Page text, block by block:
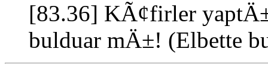
[83.36] KÃ¢firler
bulduar mÄ±! (Elbette